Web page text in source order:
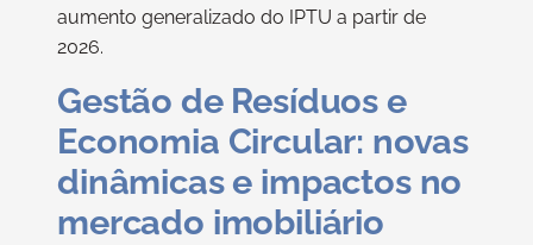
aumento generalizado do IPTU a partir de
2026.
Gestão de Resíduos e
Economia Circular: novas
dinâmicas e impactos no
mercado imobiliário